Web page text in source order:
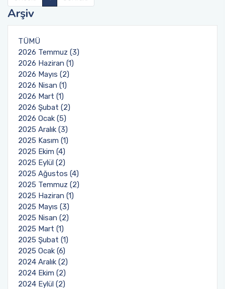
Arşiv
TÜMÜ
2026 Temmuz (3)
2026 Haziran (1)
2026 Mayıs (2)
2026 Nisan (1)
2026 Mart (1)
2026 Şubat (2)
2026 Ocak (5)
2025 Aralık (3)
2025 Kasım (1)
2025 Ekim (4)
2025 Eylül (2)
2025 Ağustos (4)
2025 Temmuz (2)
2025 Haziran (1)
2025 Mayıs (3)
2025 Nisan (2)
2025 Mart (1)
2025 Şubat (1)
2025 Ocak (6)
2024 Aralık (2)
2024 Ekim (2)
2024 Eylül (2)
Toplumsal Duyarlılık ve Katkı Projeleri Birim
Tıbbi Hizmetler ve Teknikler - Optisyenlik
Yönetim ve Organizasyon
Ders İçerikleri
Uzaktan Eğitim Rehberleri
Öğrenci Dilekçe Örnekleri
Mezuniyet İşlemleri
Öğrencilerimiz İçin Faydalı Linkler
SSS